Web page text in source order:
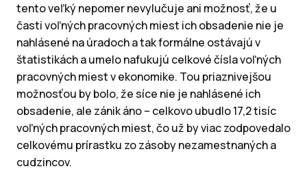
tento veľký nepomer nevylučuje ani možnosť, že u
časti voľných pracovných miest ich obsadenie nie je
nahlásené na úradoch a tak formálne ostávajú v
štatistikách a umelo nafukujú celkové čísla voľných
pracovných miest v ekonomike. Tou priaznivejšou
možnosťou by bolo, že síce nie je nahlásené ich
obsadenie, ale zánik áno – celkovo ubudlo 17,2 tisíc
voľných pracovných miest, čo už by viac zodpovedalo
celkovému prírastku zo zásoby nezamestnaných a
cudzincov.